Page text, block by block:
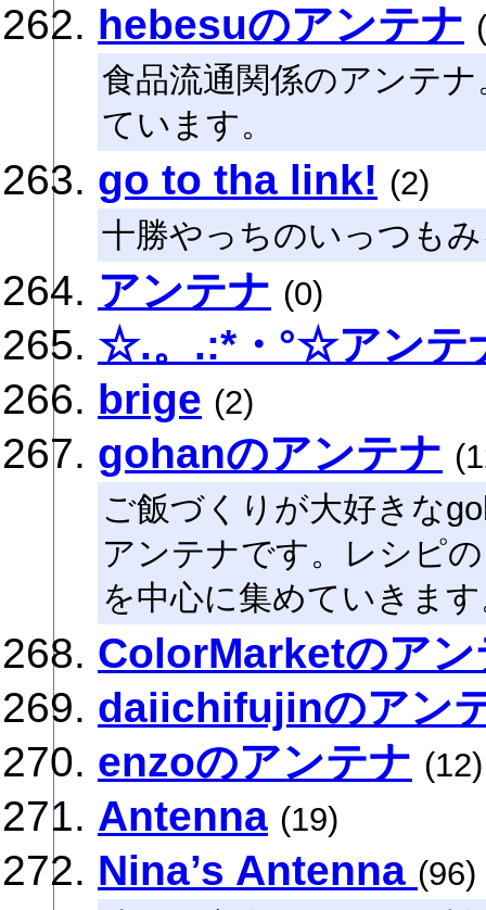
hebesuのアンテナ
食品流通関係のアンテ
ています。
go to tha link! (2)
十勝やっちのいっつも
アンテナ (0)
☆.。.:*・°☆アン
brige (2)
gohanのアンテナ
ご飯づくりが大好きな
アンテナです。レシピ
を中心に集めていきま
ColorMarketのアン
daiichifujinのアン
enzoのアンテナ (12)
Antenna (19)
Nina’s Antenna (96)